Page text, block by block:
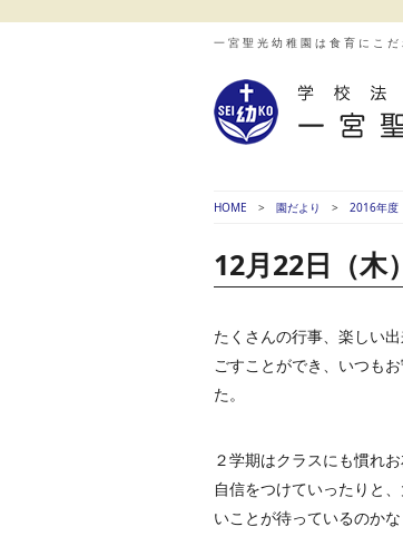
一宮聖光幼稚園は食育にこ
HOME 園だより 2016年度
12月22日（
たくさんの行事、楽しい
ごすことができ、いつも
た。
２学期はクラスにも慣れ
自信をつけていったりと
いことが待っているのか